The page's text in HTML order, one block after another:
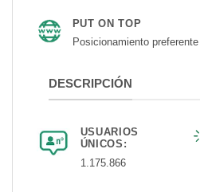
PUT ON TOP
Posicionamiento preferente
DESCRIPCIÓN
USUARIOS
ÚNICOS:
1.175.866